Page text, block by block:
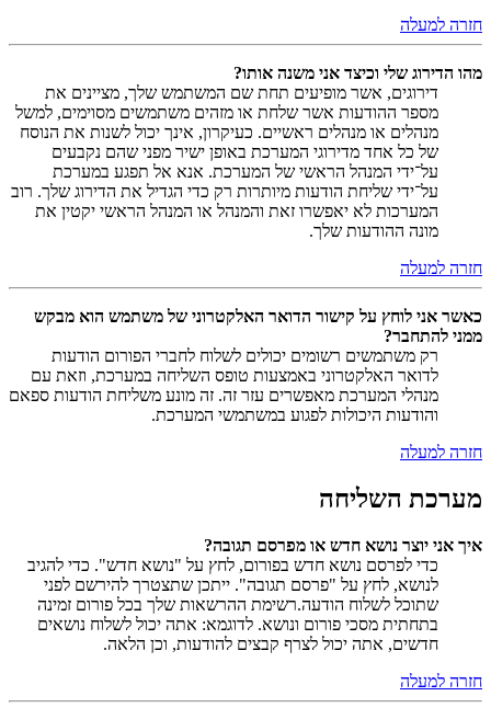
חזרה למעלה
מהו הדירוג שלי וכיצד אני משנה אותו?
דירוגים, אשר מופיעים תחת שם המשתמש שלך, מציינים את
מספר ההודעות אשר שלחת או מזהים משתמשים מסוימים, למשל
מנהלים או מנהלים ראשיים. כעיקרון, אינך יכול לשנות את הנוסח
של כל אחד מדירוגי המערכת באופן ישיר מפני שהם נקבעים
על־ידי המנהל הראשי של המערכת. אנא אל תפגע במערכת
על־ידי שליחת הודעות מיותרות רק כדי הגדיל את הדירוג שלך. רוב
המערכות לא יאפשרו זאת והמנהל או המנהל הראשי יקטין את
מונה ההודעות שלך.
חזרה למעלה
כאשר אני לוחץ על קישור הדואר האלקטרוני של משתמש הוא מבקש
ממני להתחבר?
רק משתמשים רשומים יכולים לשלוח לחברי הפורום הודעות
לדואר האלקטרוני באמצעות טופס השליחה במערכת, וזאת עם
מנהלי המערכת מאפשרים עזר זה. זה מונע משליחת הודעות ספאם
והודעות היכולות לפגוע במשתמשי המערכת.
חזרה למעלה
מערכת השליחה
איך אני יוצר נושא חדש או מפרסם תגובה?
כדי לפרסם נושא חדש בפורום, לחץ על "נושא חדש". כדי להגיב
לנושא, לחץ על "פרסם תגובה". ייתכן שתצטרך להירשם לפני
שתוכל לשלוח הודעה.רשימת ההרשאות שלך בכל פורום זמינה
בתחתית מסכי פורום ונושא. לדוגמא: אתה יכול לשלוח נושאים
חדשים, אתה יכול לצרף קבצים להודעות, וכן הלאה.
חזרה למעלה